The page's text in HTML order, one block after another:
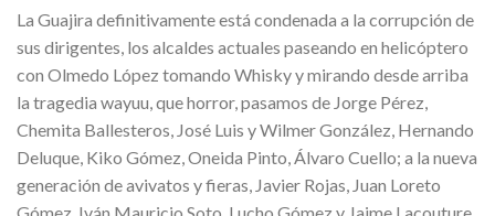
La Guajira definitivamente está condenada a la corrupción de
sus dirigentes, los alcaldes actuales paseando en helicóptero
con Olmedo López tomando Whisky y mirando desde arriba
la tragedia wayuu, que horror, pasamos de Jorge Pérez,
Chemita Ballesteros, José Luis y Wilmer González, Hernando
Deluque, Kiko Gómez, Oneida Pinto, Álvaro Cuello; a la nueva
generación de avivatos y fieras, Javier Rojas, Juan Loreto